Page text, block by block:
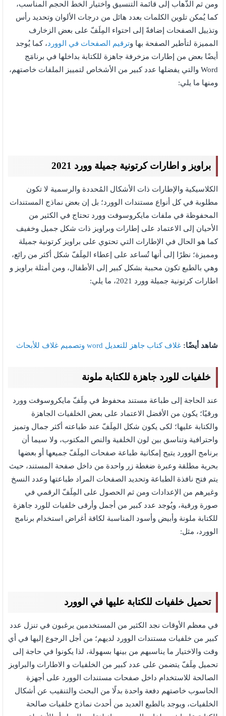
ومن ثم الذَّهاب إلى قائمة التنسيق واختيار الخط الحجم المناسب،
كما يُمكن تلوين الكلمات بعدد هائل من درجات الألوان وتحديد رأس
وتذييل الصفحات إضافةً إلى احتواء المِلَفّ على بعض الزخارف
المميزة لتأطير الصفحة بها وترقيم الصفحات في الوورد، كما يُوجد
أيضًا بعض من إطارات مزخرفة جاهزة للكتابة بداخلها في برنامَج
Word والتي يفضلها عدد كبير من الأشخاص لتمييز الملفات خاصتهم،
ومنها ما يلي:
براويز و اطارات كرتونية جميلة وورد 2021
الكلاسيكية والإطارات ذات الأشكال المُحددة والرسمية لا تكون
مطلوبة في كل أنواع مستندات الوورد؛ بل إن بعض نماذج المستندات
المحفوظة في ملفات مايكروسوفت وورد تحتاج في الكثير من
الأحيان إلى الاعتماد على إطارات وبراويز ذات شكل جميل وخفيف
كما هو الحال في الإطارات التي تحتوي على براويز كرتونية جميلة
ومميزة؛ نظرًا إلى أنها تُساعد على إعطاء المِلَفّ شكل أكثر من رائع،
وهي بالطبع تكون محببة بشكل كبير إلى الأطفال، ومن أمثلة براويز و
اطارات كرتونية جميلة وورد 2021، ما يلي:
شاهد أيضًا: غلاف كتاب جاهز للتعديل word وتصميم غلاف للأبحاث
خلفيات للورد جاهزة للكتابة ملونة
عند الحاجة إلى طباعة مستند محفوظ في مِلَفّ مايكروسوفت وورد
ورقيًا؛ يكون من الأفضل الاعتماد على بعض الخلفيات الجاهزة
والكتابة عليها؛ لكى يكون شكل المِلَفّ عند طباعته أكثر جمال وتميز
واحترافية وتناسق بين لون الخلفية والنص المكتوب، ولا سيما أن
برنامج الوورد يتيح إمكانية طباعة صفحات المِلَفّ جميعها أو بعضها
بحرية مطلقة وعبرة ضغطة زر واحدة من داخل صفحة المستند، حيث
يتم فتح نافذة الطباعة وتحديد الصفحات المراد طباعتها وعدد النسخ
وغيرهم من الإعدادات ومن ثم الحصول على المِلَفّ الرقمي في
صورة ورقية، ويُوجد عدد كبير من أجمل وأرقى خلفيات للورد جاهزة
للكتابة ملونة وأبيض وأسود المناسبة لكافة أغراض استخدام برنامج
الوورد، مثل:
تحميل خلفيات للكتابة عليها في الوورد
في معظم الأوقات نجد الكثير من المستخدمين يرغبون في تنزل عدد
كبير من خلفيات مستندات الوورد لديهم؛ من أجل الرجوع إليها في أي
وقت والاختيار ما يناسبهم من بينها بسهولة، لذا يكونوا في حاجة إلى
تحميل مِلَفّ يتضمن على عدد كبير من الخلفيات و الاطارات والبراويز
الصالحة للاستخدام داخل صفحات مستندات الوورد على أجهزة
الحاسوب خاصتهم دفعة واحدة بدلًا من البحث والتنقيب عن أشكال
الخلفيات، ويوجد بالطبع العديد من أحدث نماذج خلفيات صالحة